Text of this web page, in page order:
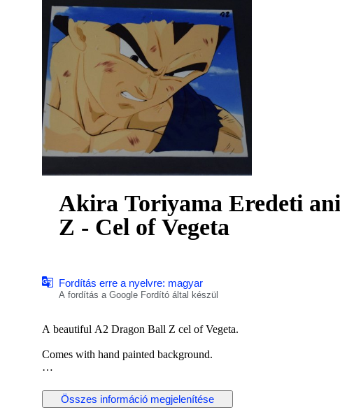
Akira Toriyama Eredeti
Z - Cel of Vegeta
Fordítás erre a nyelvre: magyar
A fordítás a Google Fordító által készül
A beautiful A2 Dragon Ball Z cel of Vegeta.
Comes with hand painted background.
Bid with confidence. The animation cel will be shipped sturdy and
Összes információ megjelenítése